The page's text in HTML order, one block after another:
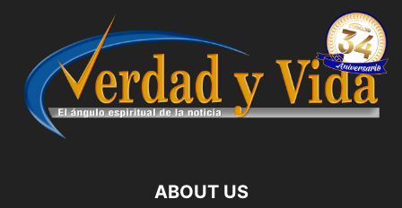
ABOUT US